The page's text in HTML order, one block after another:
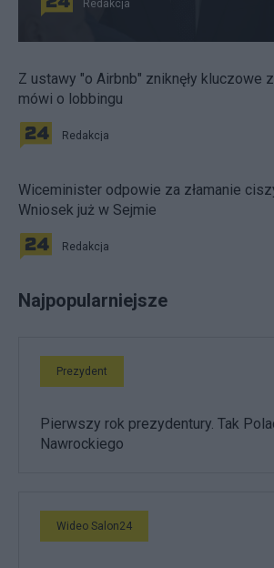
Redakcja
Z ustawy "o Airbnb" zniknęły kluczowe
mówi o lobbingu
Redakcja
Wiceminister odpowie za złamanie
Wniosek już w Sejmie
Redakcja
Najpopularniejsze
Prezydent
Pierwszy rok prezydentury. Tak
Nawrockiego
Wideo Salon24